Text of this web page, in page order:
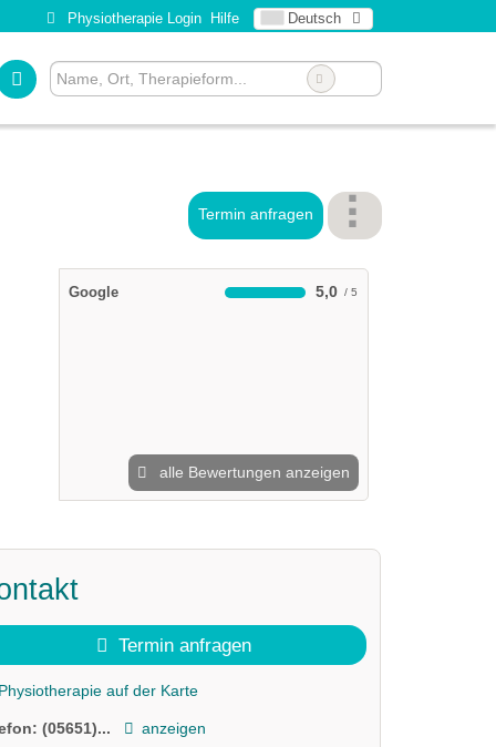
Physiotherapie Login Hilfe Deutsch
Termin anfragen
Google 5,0
alle Bewertungen anzeigen
Termin anfragen
Physiotherapie auf der Karte
(05651)... anzeigen